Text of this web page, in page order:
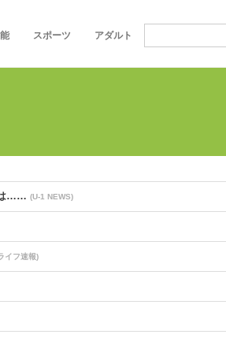
スポーツ アダルト
は…… (U-1 NEWS)
イフ速報)